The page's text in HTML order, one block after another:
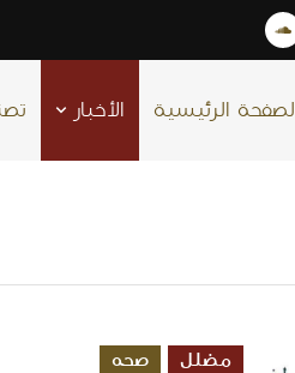
الصفحة الرئيسية الأخبار
مضلل صحه